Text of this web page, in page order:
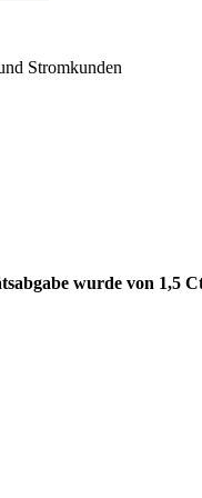
Stromkunden
wurde von 1,5